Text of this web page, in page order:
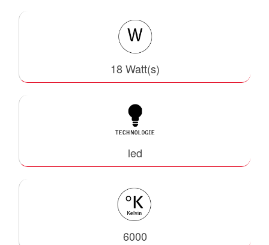
18 Watt(s)
led
6000